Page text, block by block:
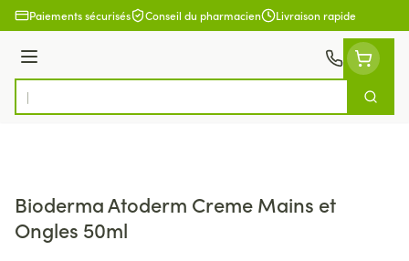
Aller au contenu
Paiements sécurisés Conseil du pharmacien Livraison rapide
Menu
Rechercher
Bioderma Atoderm Creme Mains et
Ongles 50ml